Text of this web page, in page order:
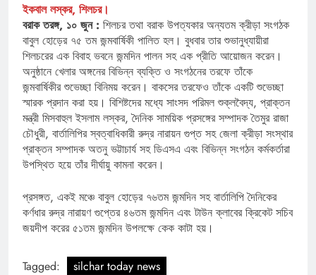
ইকবাল লস্কর, শিলচর।
বরাক তরঙ্গ, ১০ জুন : শিলচর তথা বরাক উপত্যকার অন্যতম ক্রীড়া সংগঠক
বাবুল হোড়ের ৭৫ তম জন্মবার্ষিকী পালিত হল। বুধবার তার শুভানুধ্যায়ীরা
শিলচরের এক বিবাহ ভবনে জন্মদিন পালন সহ এক প্রীতি আয়োজন করেন।
অনুষ্ঠানে খেলার অঙ্গনের বিভিন্ন ব্যক্তি ও সংগঠনের তরফে তাঁকে
জন্মবার্ষিকীর শুভেচ্ছা বিনিময় করেন। বাকসের তরফেও তাঁকে একটি শুভেচ্ছা
স্মারক প্রদান করা হয়। বিশিষ্টদের মধ্যে সাংসদ পরিমল শুক্লবৈদ্য, প্রাক্তন
মন্ত্রী মিসবাহুল ইসলাম লস্কর, দৈনিক সাময়িক প্রসঙ্গের সম্পাদক তৈমুর রাজা
চৌধুরী, বার্তালিপির স্বত্বাধিকারী রুদ্র নারায়ন গুপ্ত সহ জেলা ক্রীড়া সংস্থার
প্রাক্তন সম্পাদক অতনু ভট্টাচার্য সহ ডিএসএ এবং বিভিন্ন সংগঠন কর্মকর্তারা
উপস্থিত হয়ে তাঁর দীর্ঘায়ু কামনা করেন।
প্রসঙ্গত, একই মঞ্চে বাবুল হোড়ের ৭৬তম জন্মদিন সহ বার্তালিপি দৈনিকের
কর্ণধার রুদ্র নারায়ণ গুপ্তের ৪৬তম জন্মদিন এবং টাউন ক্লাবের ক্রিকেট সচিব
জয়দীপ করের ৫১তম জন্মদিন উপলক্ষে কেক কাটা হয়।
Tagged: silchar today news